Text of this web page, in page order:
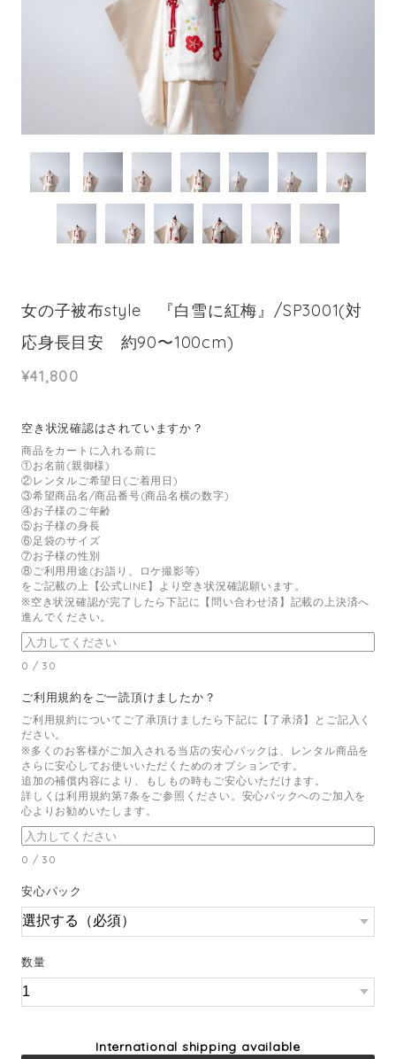
女の子被布style 『白雪に紅梅』/SP3001(対
応身長目安 約90〜100cm)
¥41,800
空き状況確認はされていますか？
商品をカートに入れる前に
①お名前(親御様)
②レンタルご希望日(ご着用日)
③希望商品名/商品番号(商品名横の数字)
④お子様のご年齢
⑤お子様の身長
⑥足袋のサイズ
⑦お子様の性別
⑧ご利用用途(お詣り、ロケ撮影等)
をご記載の上【公式LINE】より空き状況確認願います。
※空き状況確認が完了したら下記に【問い合わせ済】記載の上決済へ
進んでください。
0 / 30
ご利用規約をご一読頂けましたか？
ご利用規約についてご了承頂けましたら下記に【了承済】とご記入く
ださい。
※多くのお客様がご加入される当店の安心パックは、レンタル商品を
さらに安心してお使いいただくためのオプションです。
追加の補償内容により、もしもの時もご安心いただけます。
詳しくは利用規約第7条をご参照ください。安心パックへのご加入を
心よりお勧めいたします。
0 / 30
安心パック
数量
International shipping available